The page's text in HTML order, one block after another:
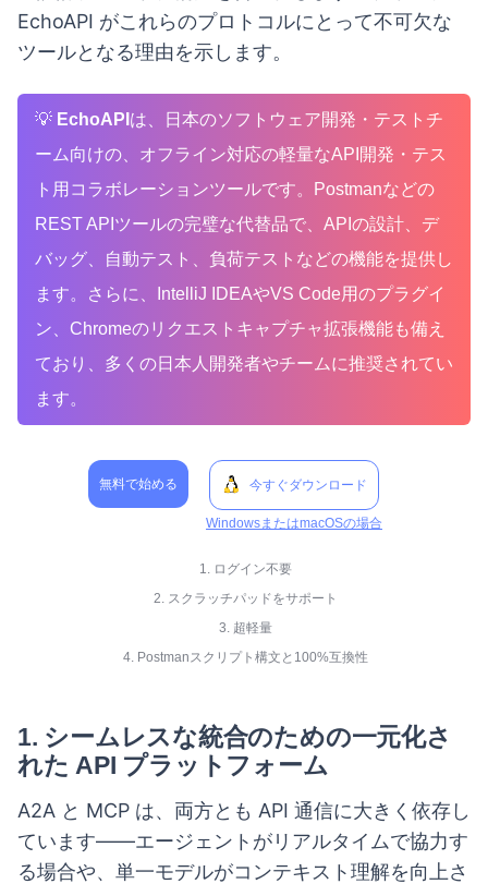
EchoAPI がこれらのプロトコルにとって不可欠な
ツールとなる理由を示します。
💡 EchoAPI は、日本のソフトウェア開発・テストチ
ーム向けの、オフライン対応の軽量なAPI開発・テス
ト用コラボレーションツールです。Postmanなどの
REST APIツールの完璧な代替品で、APIの設計、デ
バッグ、自動テスト、負荷テストなどの機能を提供し
ます。さらに、IntelliJ IDEAやVS Code用のプラグイ
ン、Chromeのリクエストキャプチャ拡張機能も備え
ており、多くの日本人開発者やチームに推奨されてい
ます。
無料で始める 今すぐダウンロード
WindowsまたはmacOSの場合
1. ログイン不要
2. スクラッチパッドをサポート
3. 超軽量
4. Postmanスクリプト構文と100%互換性
1. シームレスな統合のための一元化さ
れた API プラットフォーム
A2A と MCP は、両方とも API 通信に大きく依存し
ています——エージェントがリアルタイムで協力す
る場合や、単一モデルがコンテキスト理解を向上さ